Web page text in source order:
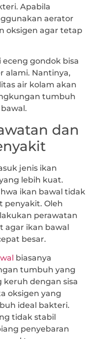
Apabila
aerator
oksigen agar tetap
gondok bisa
alami. Nantinya,
air kolam akan
tumbuh
dan
jenis ikan
lebih kuat.
ikan bawal tidak
penyakit. Oleh
perawatan
agar ikan bawal
besar.
biasanya
tumbuh yang
keruh dengan sisa
oksigen yang
ideal bakteri.
tidak stabil
penyebaran